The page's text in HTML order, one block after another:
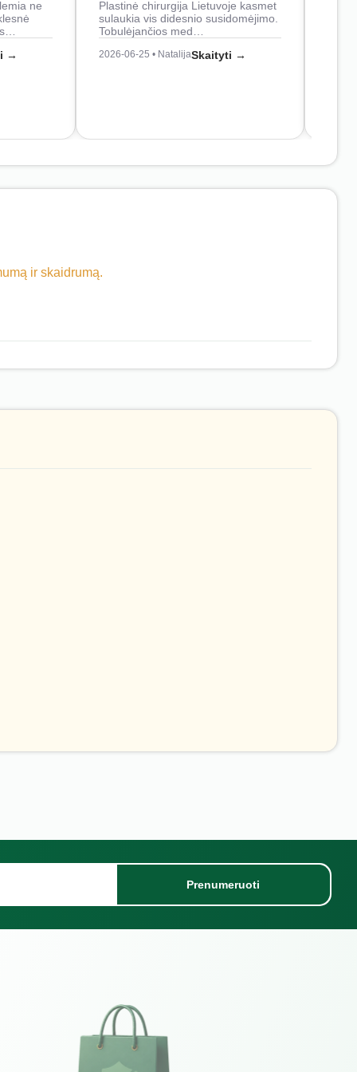
ne
→
Plastinė chirurgija Lietuvoje kasmet
sulaukia vis didesnio susidomėjimo.
Tobulėjančios med…
2026-06-25 • NatalijaSkaityti →
ir skaidrumą.
Prenumeruoti